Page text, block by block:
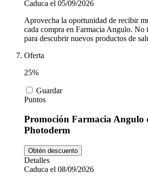
Caduca el 05/09/2026
Aprovecha la oportunidad de recibir
cada compra en Farmacia Angulo. No
para descubrir nuevos productos de
Oferta
25%
Guardar
Puntos
Promoción Farmacia Angulo
Photoderm
Obtén descuento
Detalles
Caduca el 08/09/2026